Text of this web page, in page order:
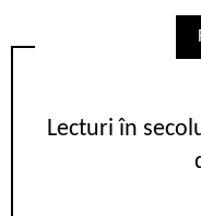
Lecturi în